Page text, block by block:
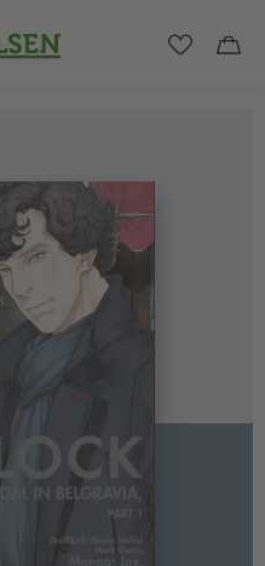
Carlsen